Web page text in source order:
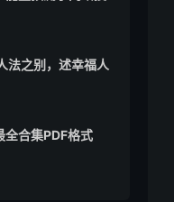
法之别，述幸福人
全合集PDF格式